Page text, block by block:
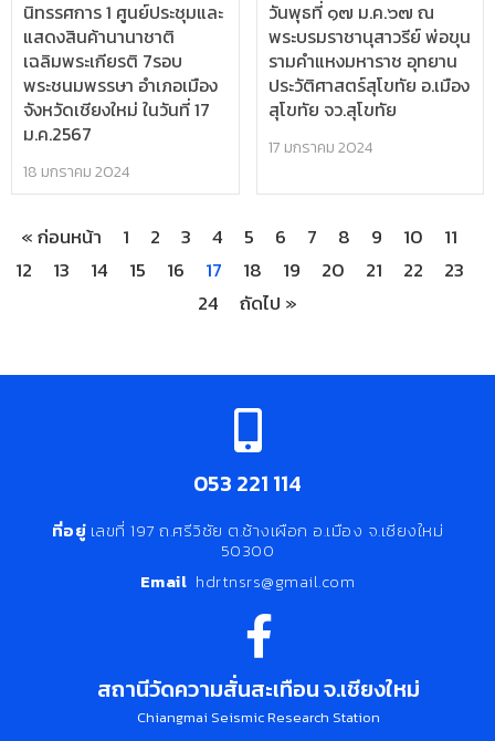
นิทรรศการ 1 ศูนย์ประชุมและ
แสดงสินค้านานาชาติ
เฉลิมพระเกียรติ 7รอบ
พระชนมพรรษา อำเภอเมือง
จังหวัดเชียงใหม่ ในวันที่ 17
ม.ค.2567
18 มกราคม 2024
วันพุธที่ ๑๗ ม.ค.๖๗ ณ
พระบรมราชานุสาวรีย์ พ่อขุน
รามคำแหงมหาราช อุทยาน
ประวัติศาสตร์สุโขทัย อ.เมือง
สุโขทัย จว.สุโขทัย
17 มกราคม 2024
« ก่อนหน้า 1 2 3 4 5 6 7 8 9 10
11
12
13 14 15 16 17 18 19 20 21 22
23
24
ถัดไป »
053 221 114
ที่อยู่ เลขที่ 197 ถ.ศรีวิชัย ต.ช้างเผือก อ.เมือง จ.เชียงใหม่
50300
Email hdrtnsrs@gmail.com
สถานีวัดความสั่นสะเทือน จ.เชียงใหม่
Chiangmai Seismic Research Station